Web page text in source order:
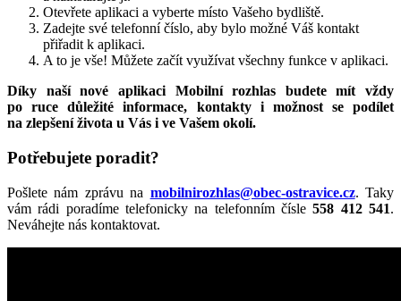
Otevřete aplikaci a vyberte místo Vašeho bydliště.
Zadejte své telefonní číslo, aby bylo možné Váš kontakt
přiřadit k aplikaci.
A to je vše! Můžete začít využívat všechny funkce v aplikaci.
Díky naší nové aplikaci Mobilní rozhlas budete mít vždy
po ruce důležité informace, kontakty i možnost se podílet
na zlepšení života u Vás i ve Vašem okolí.
Potřebujete poradit?
Pošlete nám zprávu na mobilnirozhlas@obec-ostravice.cz. Taky
vám rádi poradíme telefonicky na telefonním čísle558 412 541.
Neváhejte nás kontaktovat.